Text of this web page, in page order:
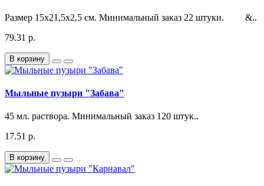
Размер 15х21,5х2,5 см. Минимальный заказ 22 штуки. &..
79.31 р.
В корзину
Мыльные пузыри "Забава"
45 мл. раствора. Минимальный заказ 120 штук..
17.51 р.
В корзину